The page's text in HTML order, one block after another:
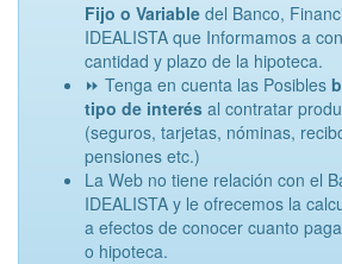
Fijo o Variable del Banco,
IDEALISTA que Informamos a
cantidad y plazo de la hipoteca.
⏩ Tenga en cuenta las Posibles
tipo de interés al contratar
(seguros, tarjetas, nóminas,
pensiones etc.)
La Web no tiene relación con el
IDEALISTA y le ofrecemos la
a efectos de conocer cuanto
o hipoteca.